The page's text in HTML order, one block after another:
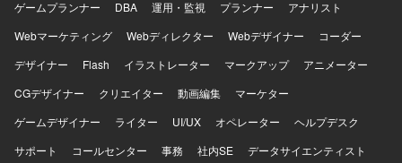
ゲームプランナー
DBA 運用・監視 プランナー
アナリスト
Webマーケティング
Webディレクター Webデザイナー
コーダー
デザイナー
Flash イラストレーター マークアップ
アニメーター
CGデザイナー
クリエイター 動画編集
マーケター
ゲームデザイナー
ライター UI/UX オペレーター
ヘルプデスク
サポート
コールセンター 事務 社内SE
データサイエンティスト